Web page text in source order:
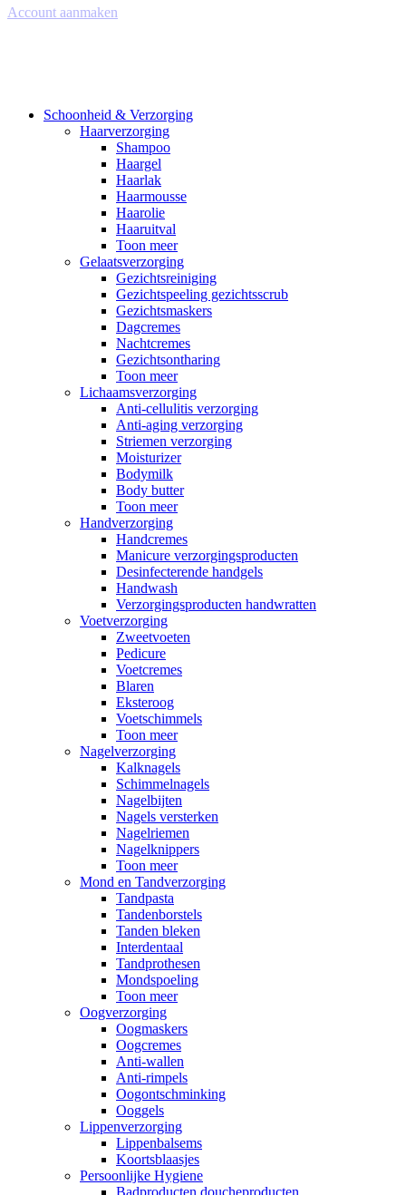
Account aanmaken
Schoonheid & Verzorging
Haarverzorging
Shampoo
Haargel
Haarlak
Haarmousse
Haarolie
Haaruitval
Toon meer
Gelaatsverzorging
Gezichtsreiniging
Gezichtspeeling gezichtsscrub
Gezichtsmaskers
Dagcremes
Nachtcremes
Gezichtsontharing
Toon meer
Lichaamsverzorging
Anti-cellulitis verzorging
Anti-aging verzorging
Striemen verzorging
Moisturizer
Bodymilk
Body butter
Toon meer
Handverzorging
Handcremes
Manicure verzorgingsproducten
Desinfecterende handgels
Handwash
Verzorgingsproducten handwratten
Voetverzorging
Zweetvoeten
Pedicure
Voetcremes
Blaren
Eksteroog
Voetschimmels
Toon meer
Nagelverzorging
Kalknagels
Schimmelnagels
Nagelbijten
Nagels versterken
Nagelriemen
Nagelknippers
Toon meer
Mond en Tandverzorging
Tandpasta
Tandenborstels
Tanden bleken
Interdentaal
Tandprothesen
Mondspoeling
Toon meer
Oogverzorging
Oogmaskers
Oogcremes
Anti-wallen
Anti-rimpels
Oogontschminking
Ooggels
Lippenverzorging
Lippenbalsems
Koortsblaasjes
Persoonlijke Hygiene
Badproducten doucheproducten